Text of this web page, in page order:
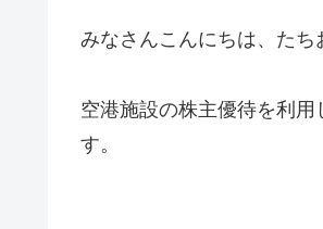
みなさんこんにちは、たち
空港施設の株主優待を利
す。